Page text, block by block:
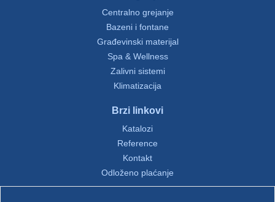
Centralno grejanje
Bazeni i fontane
Građevinski materijal
Spa & Wellness
Zalivni sistemi
Klimatizacija
Brzi linkovi
Katalozi
Reference
Kontakt
Odloženo plaćanje